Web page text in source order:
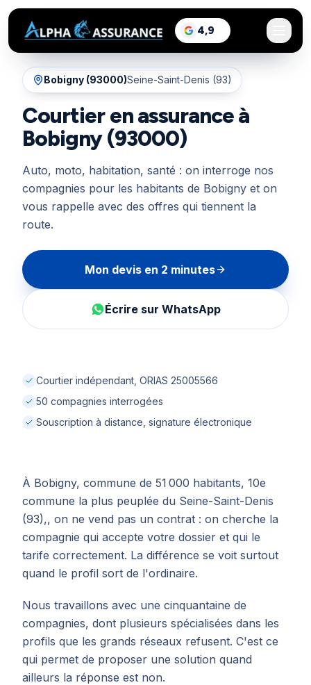
4,9
sur Google, voir les
Bobigny (93000)Seine-Saint-Denis (93)
Courtier en assurance à
Bobigny (93000)
Auto, moto, habitation, santé : on interroge nos
compagnies pour les habitants de Bobigny et on
vous rappelle avec des offres qui tiennent la
route.
Mon devis en 2 minutes
Écrire sur WhatsApp
Courtier indépendant, ORIAS 25005566
50 compagnies interrogées
Souscription à distance, signature électronique
À Bobigny, commune de 51 000 habitants, 10e
commune la plus peuplée du Seine-Saint-Denis
(93),, on ne vend pas un contrat : on cherche la
compagnie qui accepte votre dossier et qui le
tarife correctement. La différence se voit surtout
quand le profil sort de l'ordinaire.
Nous travaillons avec une cinquantaine de
compagnies, dont plusieurs spécialisées dans les
profils que les grands réseaux refusent. C'est ce
qui permet de proposer une solution quand
ailleurs la réponse est non.